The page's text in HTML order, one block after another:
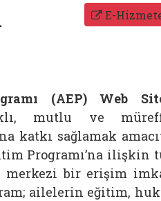
E-
(AEP) Web
mutlu ve
katkı sağlamak
Programı’na ilişkin
bir erişim
ailelerin eğitim,